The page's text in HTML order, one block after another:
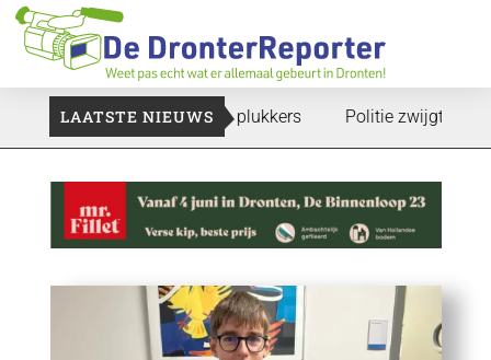
LAATSTE NIEUWS
Voedselbank zoekt plukkers Politie zwijgt nog over